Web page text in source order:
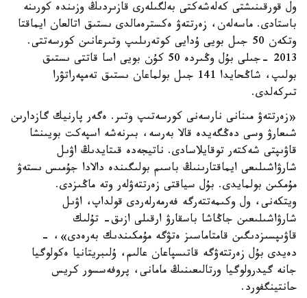
ول قورقىنىشتى كەلەشەكتى بەلگىلەرى قازىردىڭ وزىندە كورىنە
باستادى. ماسەلەن، زەرتتەۋ ەكسترەمالدى ىستىق اتالعان ايماقتا
وتكەن 50 جىل بويى ۇدايى كوتەرىلىپ وتىرعانىن كورسەتتى.
2013 -جىلى بۇل وڭىردە 50 كۇن بويى اسا قاتتى ىستىق
بولىپ، شاڭحايدا 141 جىل بولماعان ىستىق تەمپەراتۋرا
تىركەلدى.
«زەرتتەۋ مىنانى نارسەنى كورسەتىپ وتىر. ەگەر پارنيك گازدارىن
شىعارۋ وسى دەڭگەيدە قالا بەرسە، بىرنەشە اسپەكت بويىنشا
قاۋىپتى شەكتەر توقايلاسادى. ناتيجەدە قىتايدىڭ اۋىل
شارۋاشىلىعى ايماقتارىنىڭ باسىم بولىگىندە دالادا جۇمىس ىستەۋ
مۇمكىن بولمايدى. بۇل سياقتى زەرتتەۋلەر وتە ماڭىزدى.
ويتكەنى، ول وكىمەتتەرگە فەرمەرلەردى قولداپ، اۋىل
شارۋاشىلىعىن جاڭاشا باسقارۋ ارقىلى ازىق- تۇلىك
قاۋىپسىزدىگىن قامتاماسىز ەتۋگە مۇمكىندىك بەرەدى»، -
دەيدى بۇل زەرتتەۋگە قاتىسپاعان عالىم، ۇلىبريتانيا ەكولوگيا
جانە گيدرولوگيا ورتالىعىنىڭ مامانى، پروفەسسور كريس
حانتينگفورد.